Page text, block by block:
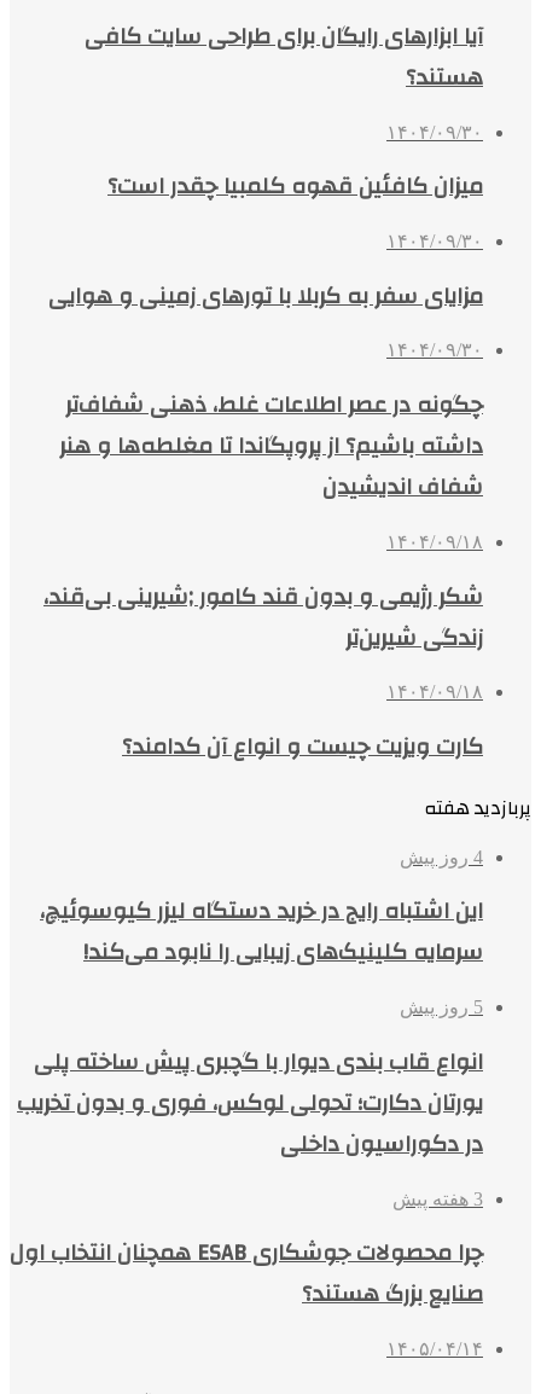
آیا ابزارهای رایگان برای طراحی سایت کافی
هستند؟
۱۴۰۴/۰۹/۳۰
میزان کافئین قهوه کلمبیا چقدر است؟
۱۴۰۴/۰۹/۳۰
مزایای سفر به کربلا با تورهای زمینی و هوایی
۱۴۰۴/۰۹/۳۰
چگونه در عصر اطلاعات غلط، ذهنی شفاف‌تر
داشته باشیم؟ از پروپگاندا تا مغلطه‌ها و هنر
شفاف اندیشیدن
۱۴۰۴/۰۹/۱۸
شکر رژیمی و بدون قند کامور ;شیرینی بی‌قند،
زندگی شیرین‌تر
۱۴۰۴/۰۹/۱۸
کارت ویزیت چیست و انواع آن کدامند؟
پربازدید هفته
4 روز پیش
این اشتباه رایج در خرید دستگاه لیزر کیوسوئیچ،
سرمایه کلینیک‌های زیبایی را نابود می‌کند!
5 روز پیش
انواع قاب بندی دیوار با گچبری پیش ساخته پلی
یورتان دکارت؛ تحولی لوکس، فوری و بدون تخریب
در دکوراسیون داخلی
3 هفته پیش
چرا محصولات جوشکاری ESAB همچنان انتخاب اول
صنایع بزرگ هستند؟
۱۴۰۵/۰۴/۱۴